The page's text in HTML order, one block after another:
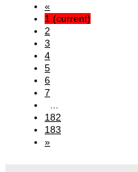
«
1 (current)
2
3
4
5
6
7
...
182
183
»